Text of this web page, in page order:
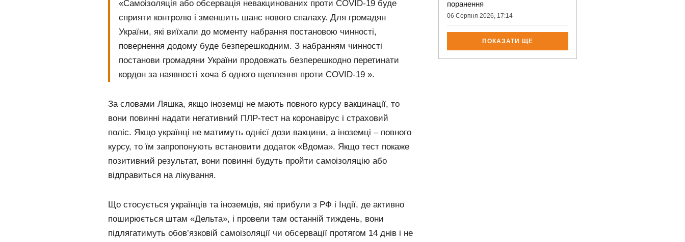
«Самоізоляція або обсервація невакцинованих проти COVID-19 буде
сприяти контролю і зменшить шанс нового спалаху. Для громадян
України, які виїхали до моменту набрання постановою чинності,
повернення додому буде безперешкодним. З набранням чинності
постанови громадяни України продовжать безперешкодно перетинати
кордон за наявності хоча б одного щеплення проти COVID-19 ».
За словами Ляшка, якщо іноземці не мають повного курсу вакцинації, то
вони повинні надати негативний ПЛР-тест на коронавірус і страховий
поліс. Якщо українці не матимуть однієї дози вакцини, а іноземці – повного
курсу, то їм запропонують встановити додаток «Вдома». Якщо тест покаже
позитивний результат, вони повинні будуть пройти самоізоляцію або
відправиться на лікування.
Що стосується українців та іноземців, які прибули з РФ і Індії, де активно
поширюється штам «Дельта», і провели там останній тиждень, вони
підлягатимуть обов’язковій самоізоляції чи обсервації протягом 14 днів і не
поранення
06 Серпня 2026, 17:14
ПОКАЗАТИ ЩЕ